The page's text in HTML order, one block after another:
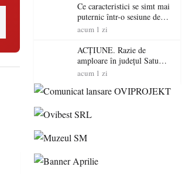
Ce caracteristici se simt mai
puternic într-o sesiune de
distracție la sloturi online:
RTP?
acum 1 zi
ACȚIUNE. Razie de
amploare în județul Satu
Mare! Polițiștii au dat sute
șoferi fără permis într-o
acum 1 zi